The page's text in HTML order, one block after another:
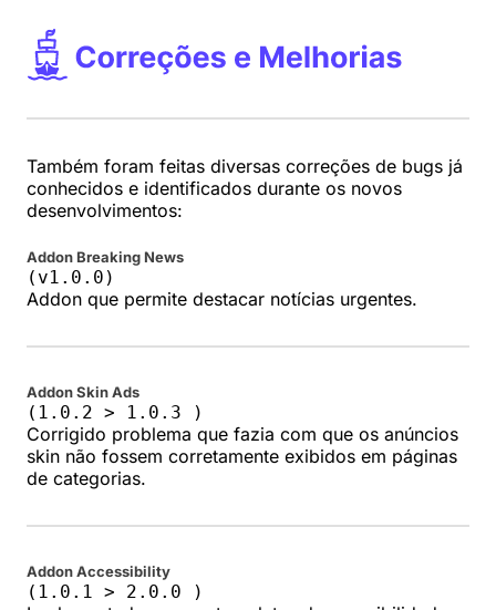
Também foram feitas diversas correções de bugs já
conhecidos e identificados durante os novos
desenvolvimentos:
Addon Breaking News
(v1.0.0)
Addon que permite destacar notícias urgentes.
Addon Skin Ads
(1.0.2 > 1.0.3 )
Corrigido problema que fazia com que os anúncios
skin não fossem corretamente exibidos em páginas
de categorias.
Addon Accessibility
(1.0.1 > 2.0.0 )